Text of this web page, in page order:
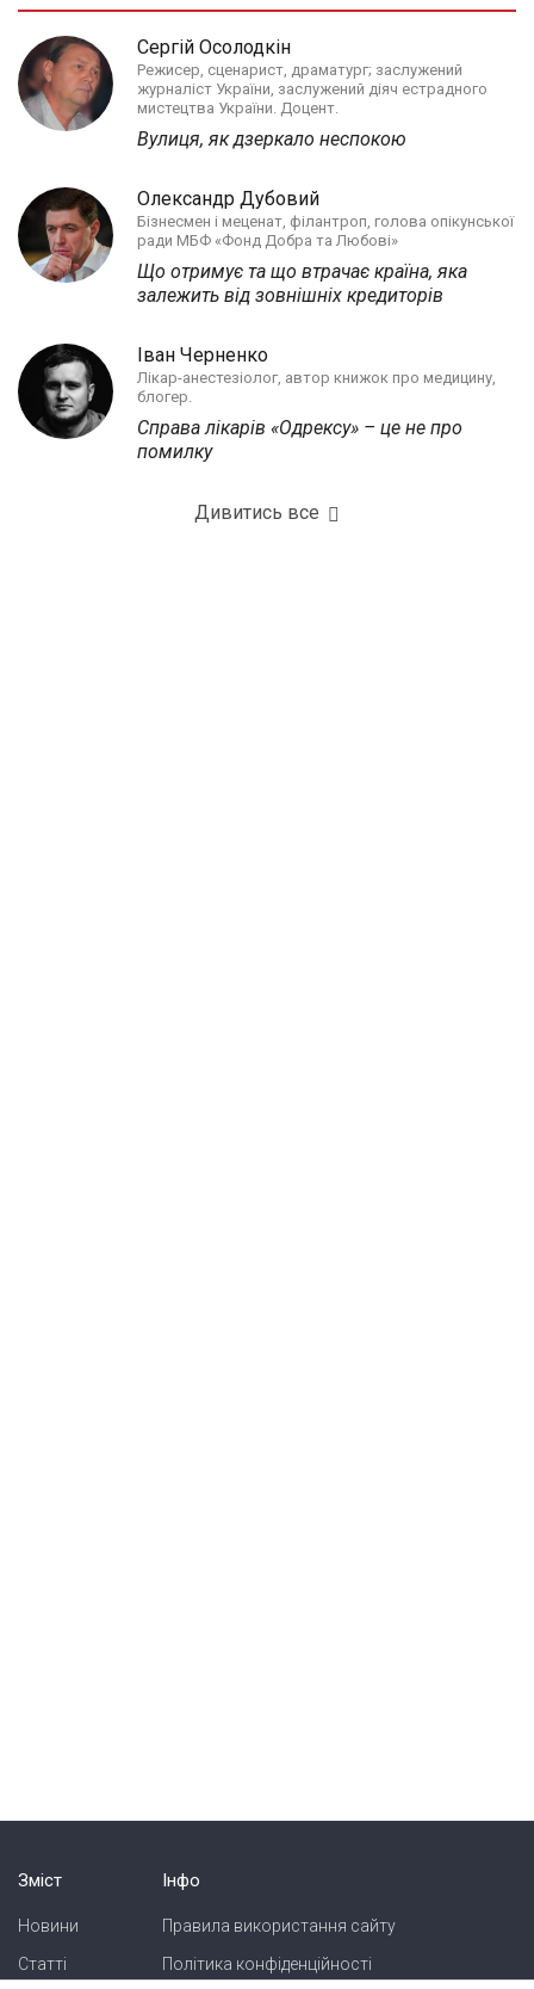
Сергій Осолодкін
Режисер, сценарист, драматург; заслужений
журналіст України, заслужений діяч естрадного
мистецтва України. Доцент.
Вулиця, як дзеркало неспокою
Олександр Дубовий
Бізнесмен і меценат, філантроп, голова опікунської
ради МБФ «Фонд Добра та Любові»
Що отримує та що втрачає країна, яка
залежить від зовнішніх кредиторів
Іван Черненко
Лікар-анестезіолог, автор книжок про медицину,
блогер.
Справа лікарів «Одрексу» – це не про
помилку
Дивитись все
Зміст
Новини
Статті
Інфо
Правила використання сайту
Політика конфіденційності